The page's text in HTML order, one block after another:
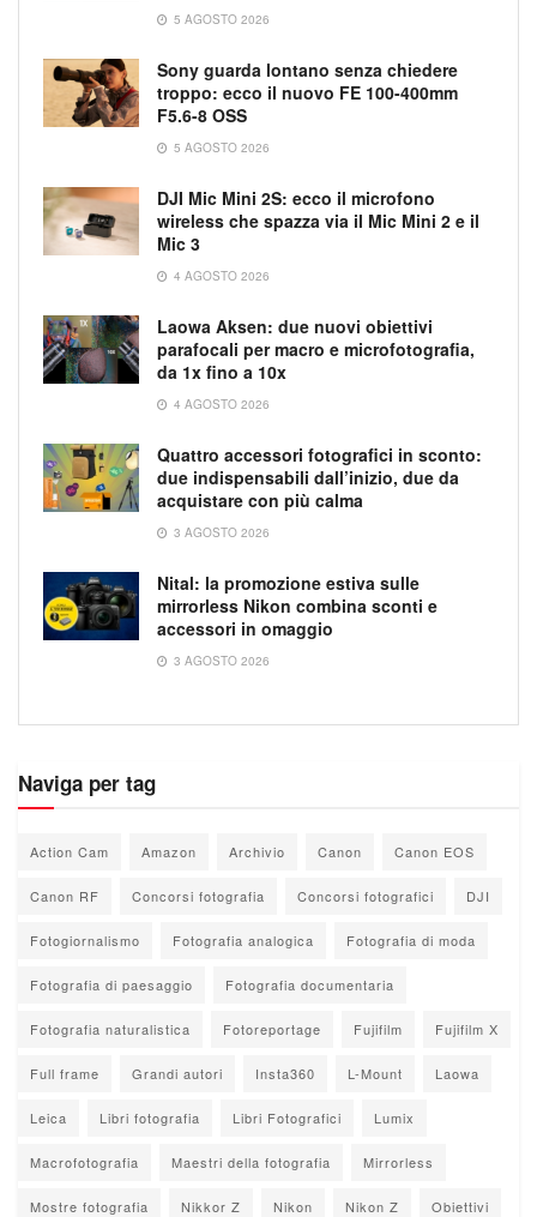
5 AGOSTO 2026
Sony guarda lontano senza chiedere
troppo: ecco il nuovo FE 100-400mm
F5.6-8 OSS
5 AGOSTO 2026
DJI Mic Mini 2S: ecco il microfono
wireless che spazza via il Mic Mini 2 e il
Mic 3
4 AGOSTO 2026
Laowa Aksen: due nuovi obiettivi
parafocali per macro e microfotografia,
da 1x fino a 10x
4 AGOSTO 2026
Quattro accessori fotografici in sconto:
due indispensabili dall’inizio, due da
acquistare con più calma
3 AGOSTO 2026
Nital: la promozione estiva sulle
mirrorless Nikon combina sconti e
accessori in omaggio
3 AGOSTO 2026
Naviga per tag
Action Cam Amazon Archivio Canon Canon EOS
Canon RF Concorsi fotografia Concorsi fotografici DJI
Fotogiornalismo Fotografia analogica Fotografia di moda
Fotografia di paesaggio Fotografia documentaria
Fotografia naturalistica Fotoreportage Fujifilm Fujifilm X
Full frame Grandi autori Insta360 L-Mount Laowa
Leica Libri fotografia Libri Fotografici Lumix
Macrofotografia Maestri della fotografia Mirrorless
Mostre fotografia Nikkor Z Nikon Nikon Z Obiettivi